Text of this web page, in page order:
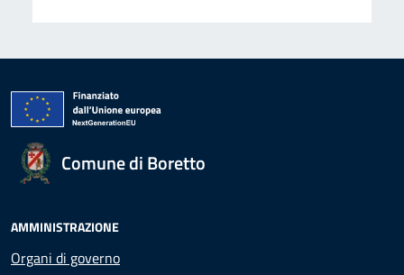
Comune di Boretto
AMMINISTRAZIONE
Organi di governo